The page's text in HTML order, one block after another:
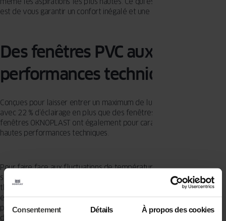
Consentement Détails À propos des cookies
est de vous garantir un confort inégalé et une lumière abondante.
Des fenêtres PVC aux hautes
performances techniques
Conçues pour laisser entrer un maximum de lumière dans vos pièces
avec 22 % d’éclairage en plus que des fenêtres classiques, les
fenêtres OKNOPLAST ont également pour caractéristiques leurs
hautes performances techniques.
Pour faire face aux fluctuations de température, il est essentiel de
sélectionner des fenêtres assurant une excellente isolation
thermique. Les fenêtres sont spécialement conçues pour
emmagasiner un maximum de chaleur durant la saison froide, tout en
préservant une température confortablement fraîche durant l'été
dans le territoire Bourgogne-Franche-Comté. Avec ce bas niveau